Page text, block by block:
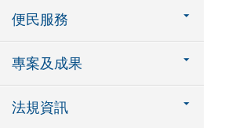
便民服務
專案及成果
法規資訊